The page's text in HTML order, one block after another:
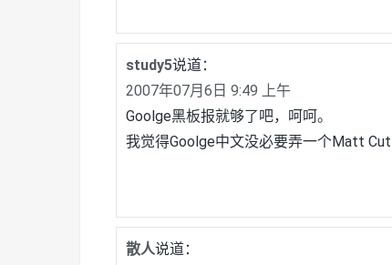
study5说道：
2007年07月6日 9:49 上午
Goolge黑板报就够了吧，呵呵。
我觉得Goolge中文没必要弄一个Matt
散人说道：